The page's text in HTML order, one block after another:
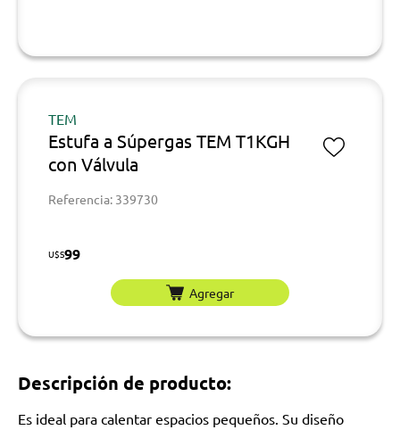
TEM
Estufa a Súpergas TEM T1KGH
con Válvula
Referencia: 339730
U$S99
Agregar
Descripción de producto:
Es ideal para calentar espacios pequeños. Su diseño